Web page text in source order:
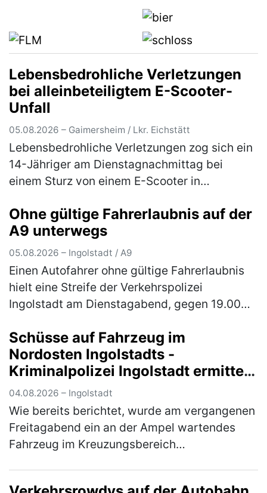
Lebensbedrohliche Verletzungen
bei alleinbeteiligtem E-Scooter-
Unfall
05.08.2026 – Gaimersheim / Lkr. Eichstätt
Lebensbedrohliche Verletzungen zog sich ein
14-Jähriger am Dienstagnachmittag bei
einem Sturz von einem E-Scooter in
wohnhafte Jugendliche war, gegen 16.00 …
(mehr)
Ohne gültige Fahrerlaubnis auf der
A9 unterwegs
05.08.2026 – Ingolstadt / A9
Einen Autofahrer ohne gültige Fahrerlaubnis
hielt eine Streife der Verkehrspolizei
Ingolstadt am Dienstagabend, gegen 19.00
Ingolstadt wohnhafte Inder war …
Schüsse auf Fahrzeug im
Nordosten Ingolstadts -
Kriminalpolizei Ingolstadt ermittelt
mit Hochdruck und wendet sich an
die Öffentlichkeit
04.08.2026 – Ingolstadt
Wie bereits berichtet, wurde am vergangenen
Freitagabend ein an der Ampel wartendes
Fahrzeug im Kreuzungsbereich